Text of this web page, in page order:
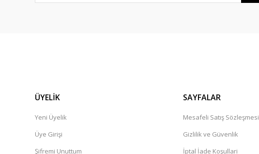
ÜYELİK
Yeni Üyelik
Üye Girişi
Şifremi Unuttum
SAYFALAR
Mesafeli Satış Sözleşmesi
Gizlilik ve Güvenlik
İptal İade Koşullari